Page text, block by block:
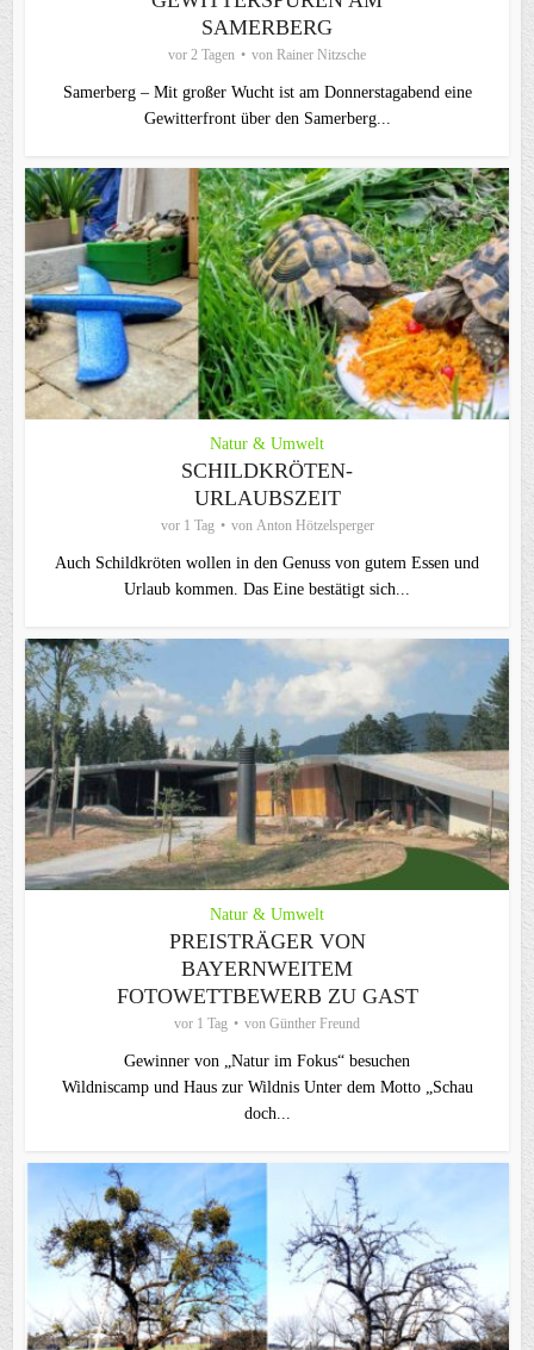
AMERBERG
vor 2 Tagen von Rainer Nitzsche
Samerberg – Mit großer Wucht ist am Donnerstagabend eine
Gewitterfront über den Samerberg...
Natur & Umwelt
SCHILDKRÖTEN-
URLAUBSZEIT
vor 1 Tag von Anton Hötzelsperger
Auch Schildkröten wollen in den Genuss von gutem Essen und
Urlaub kommen. Das Eine bestätigt sich...
Natur & Umwelt
PREISTRÄGER VON
BAYERNWEITEM
FOTOWETTBEWERB ZU GAST
vor 1 Tag von Günther Freund
Gewinner von „Natur im Fokus“ besuchen
Wildniscamp und Haus zur Wildnis Unter dem Motto „Schau
doch...